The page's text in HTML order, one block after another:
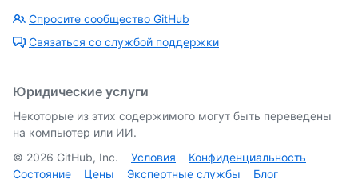
Спросите сообщество GitHub
Связаться со службой поддержки
Юридические услуги
Некоторые из этих содержимого могут быть переведены
на компьютер или ИИ.
© 2026 GitHub, Inc. Условия
Конфиденциальность
Состояние
Цены Экспертные службы Блог